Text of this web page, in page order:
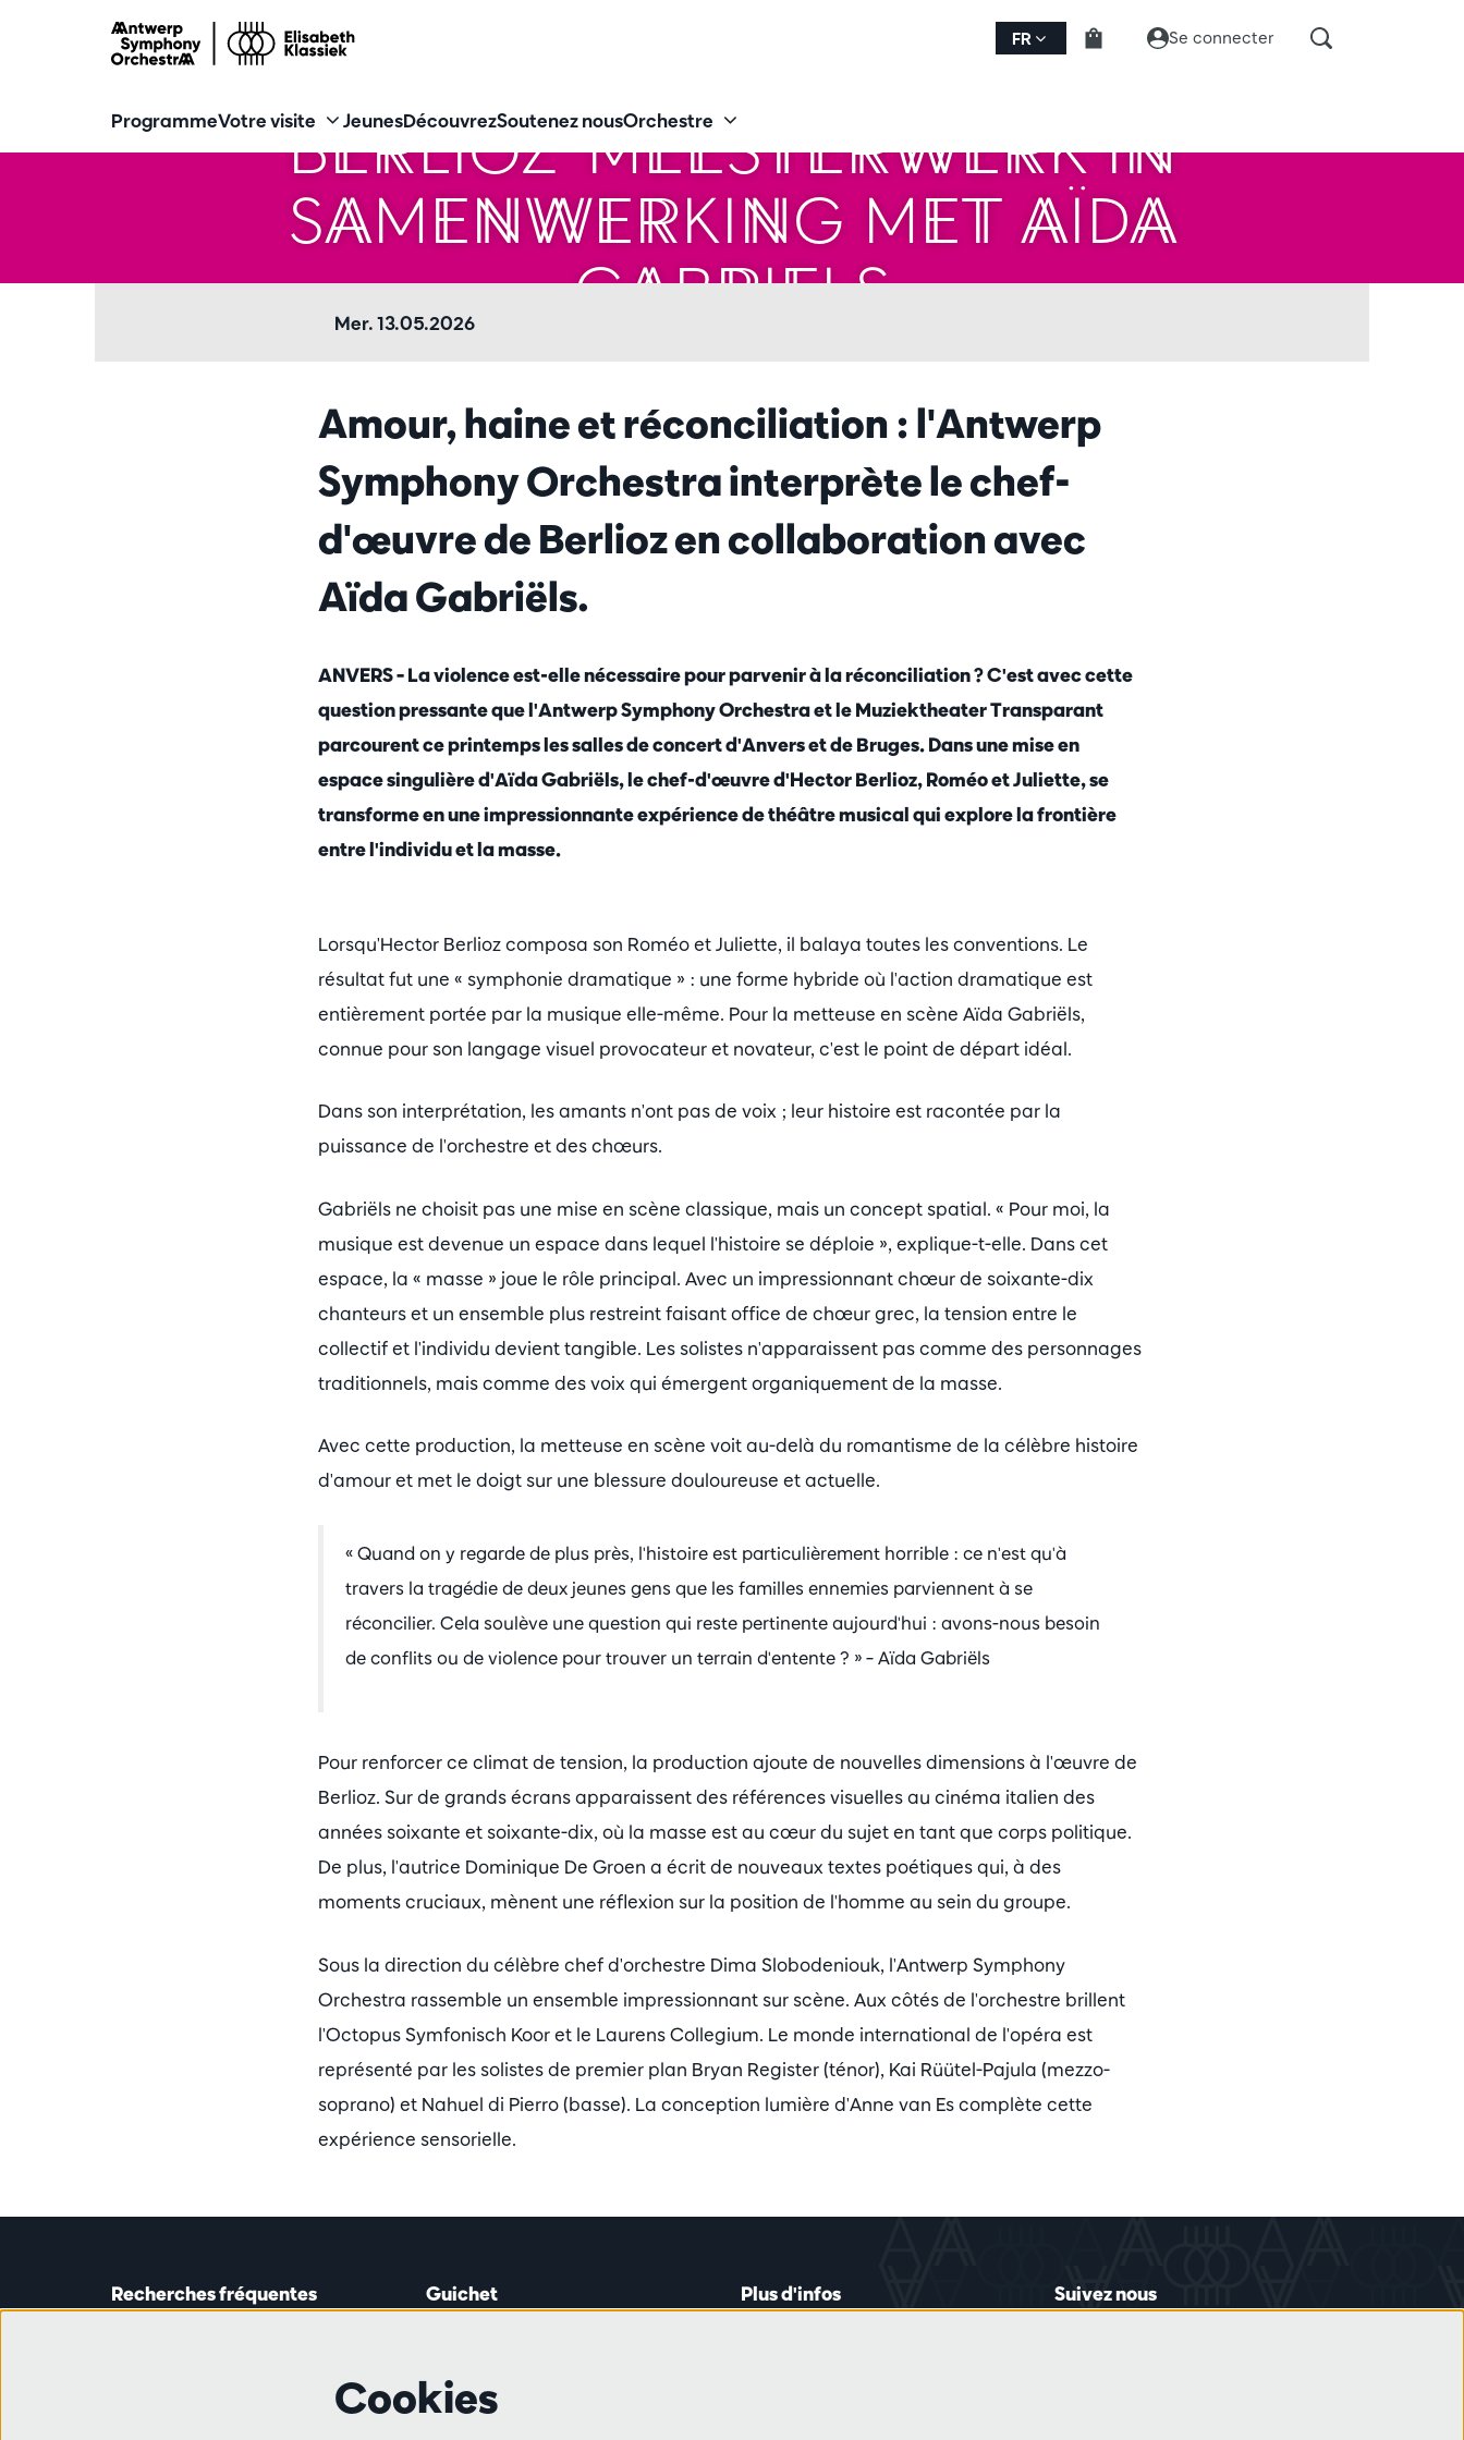
FR Se connecter
ProgrammeVotre visite JeunesDécouvrezSoutenez nousOrchestre
BERLIOZ' MEESTERWERK IN
SAMENWERKING MET AÏDA
GABRIELS
Mer. 13.05.2026
Amour, haine et réconciliation : l'Antwerp
Symphony Orchestra interprète le chef-
d'œuvre de Berlioz en collaboration avec
Aïda Gabriëls.
ANVERS – La violence est-elle nécessaire pour parvenir à la réconciliation ? C'est avec cette
question pressante que l'Antwerp Symphony Orchestra et le Muziektheater Transparant
parcourent ce printemps les salles de concert d'Anvers et de Bruges. Dans une mise en
espace singulière d'Aïda Gabriëls, le chef-d'œuvre d'Hector Berlioz, Roméo et Juliette, se
transforme en une impressionnante expérience de théâtre musical qui explore la frontière
entre l'individu et la masse.
Lorsqu'Hector Berlioz composa son Roméo et Juliette, il balaya toutes les conventions. Le
résultat fut une « symphonie dramatique » : une forme hybride où l'action dramatique est
entièrement portée par la musique elle-même. Pour la metteuse en scène Aïda Gabriëls,
connue pour son langage visuel provocateur et novateur, c'est le point de départ idéal.
Dans son interprétation, les amants n'ont pas de voix ; leur histoire est racontée par la
puissance de l'orchestre et des chœurs.
Gabriëls ne choisit pas une mise en scène classique, mais un concept spatial. « Pour moi, la
musique est devenue un espace dans lequel l'histoire se déploie », explique-t-elle. Dans cet
espace, la « masse » joue le rôle principal. Avec un impressionnant chœur de soixante-dix
chanteurs et un ensemble plus restreint faisant office de chœur grec, la tension entre le
collectif et l'individu devient tangible. Les solistes n'apparaissent pas comme des personnages
traditionnels, mais comme des voix qui émergent organiquement de la masse.
Avec cette production, la metteuse en scène voit au-delà du romantisme de la célèbre histoire
d'amour et met le doigt sur une blessure douloureuse et actuelle.
« Quand on y regarde de plus près, l'histoire est particulièrement horrible : ce n'est qu'à
travers la tragédie de deux jeunes gens que les familles ennemies parviennent à se
réconcilier. Cela soulève une question qui reste pertinente aujourd'hui : avons-nous besoin
de conflits ou de violence pour trouver un terrain d'entente ? » – Aïda Gabriëls
Pour renforcer ce climat de tension, la production ajoute de nouvelles dimensions à l'œuvre de
Berlioz. Sur de grands écrans apparaissent des références visuelles au cinéma italien des
années soixante et soixante-dix, où la masse est au cœur du sujet en tant que corps politique.
De plus, l'autrice Dominique De Groen a écrit de nouveaux textes poétiques qui, à des
moments cruciaux, mènent une réflexion sur la position de l'homme au sein du groupe.
Sous la direction du célèbre chef d'orchestre Dima Slobodeniouk, l'Antwerp Symphony
Orchestra rassemble un ensemble impressionnant sur scène. Aux côtés de l'orchestre brillent
l'Octopus Symfonisch Koor et le Laurens Collegium. Le monde international de l'opéra est
représenté par les solistes de premier plan Bryan Register (ténor), Kai Rüütel-Pajula (mezzo-
soprano) et Nahuel di Pierro (basse). La conception lumière d'Anne van Es complète cette
expérience sensorielle.
Recherches fréquentes
Travailler à l'Antwerp Symphony
Guichet
de 14h00 à 16h45
Plus d'infos Suivez nous
Cookies